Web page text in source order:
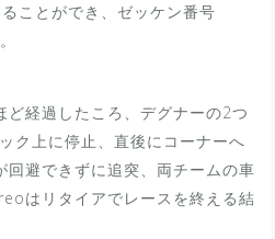
ことができ、ゼッケン番号
ど経過したころ、デグナーの2つ
ク上に停止、直後にコーナーへ
避できずに追突、両チームの車
はリタイアでレースを終える結